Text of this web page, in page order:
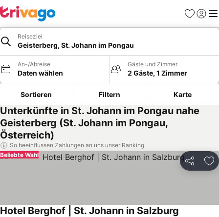
Favoriten
Reiseziel
Geisterberg, St. Johann im Pongau
An-/Abreise
Daten wählen
Gäste und Zimmer
2 Gäste, 1 Zimmer
Sortieren Filtern Karte
Unterkünfte in St. Johann im Pongau nahe
Geisterberg (St. Johann im Pongau,
Österreich)
So beeinflussen Zahlungen an uns unser Ranking
Teilen
Beliebte Wahl
Hotel Berghof | St. Johann in Salzburg